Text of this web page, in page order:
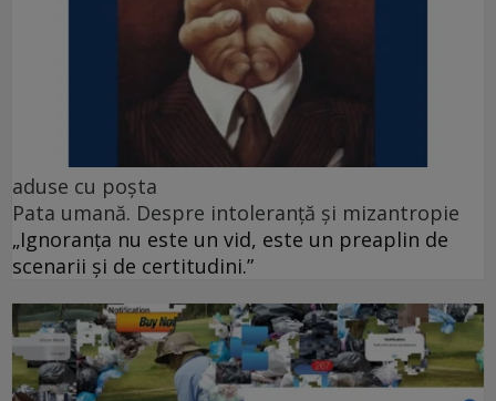
aduse cu poșta
Pata umană. Despre intoleranță și mizantropie
„Ignoranța nu este un vid, este un preaplin de
scenarii și de certitudini.”